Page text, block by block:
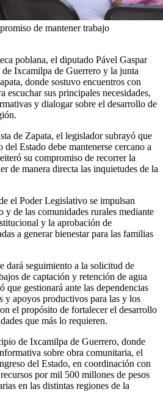
de mantener trabajo
poblana, el diputado Pável Gaspar
Ixcamilpa de Guerrero y la junta
donde sostuvo encuentros con
escuchar sus principales necesidades,
y dialogar sobre el desarrollo de
de Zapata, el legislador subrayó que
Estado debe mantenerse cercano a
su compromiso de recorrer la
de manera directa las inquietudes de la
el Poder Legislativo se impulsan
y de las comunidades rurales mediante
y la aprobación de
a generar bienestar para las familias
dará seguimiento a la solicitud de
de captación y retención de agua
que gestionará ante las dependencias
y apoyos productivos para las y los
el propósito de fortalecer el desarrollo
que más lo requieren.
de Ixcamilpa de Guerrero, donde
sobre obra comunitaria, el
del Estado, en coordinación con
por mil 500 millones de pesos
en las distintas regiones de la